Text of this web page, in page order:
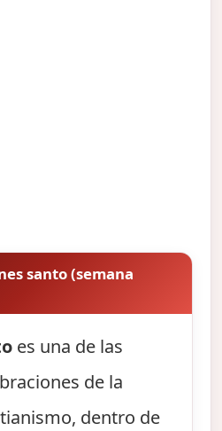
santo (semana
es una de las
de la
dentro de